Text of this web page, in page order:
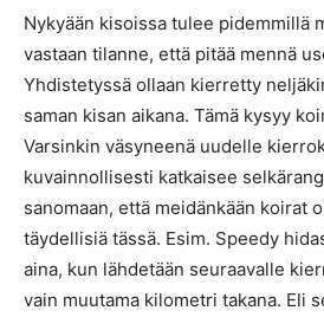
Nykyään kisoissa tulee pidemmillä
vastaan tilanne, että pitää mennä
Yhdistetyssä ollaan kierretty
saman kisan aikana. Tämä kysyy
Varsinkin väsyneenä uudelle
kuvainnollisesti katkaisee
sanomaan, että meidänkään koirat
täydellisiä tässä. Esim. Speedy
aina, kun lähdetään seuraavalle
vain muutama kilometri takana. Eli